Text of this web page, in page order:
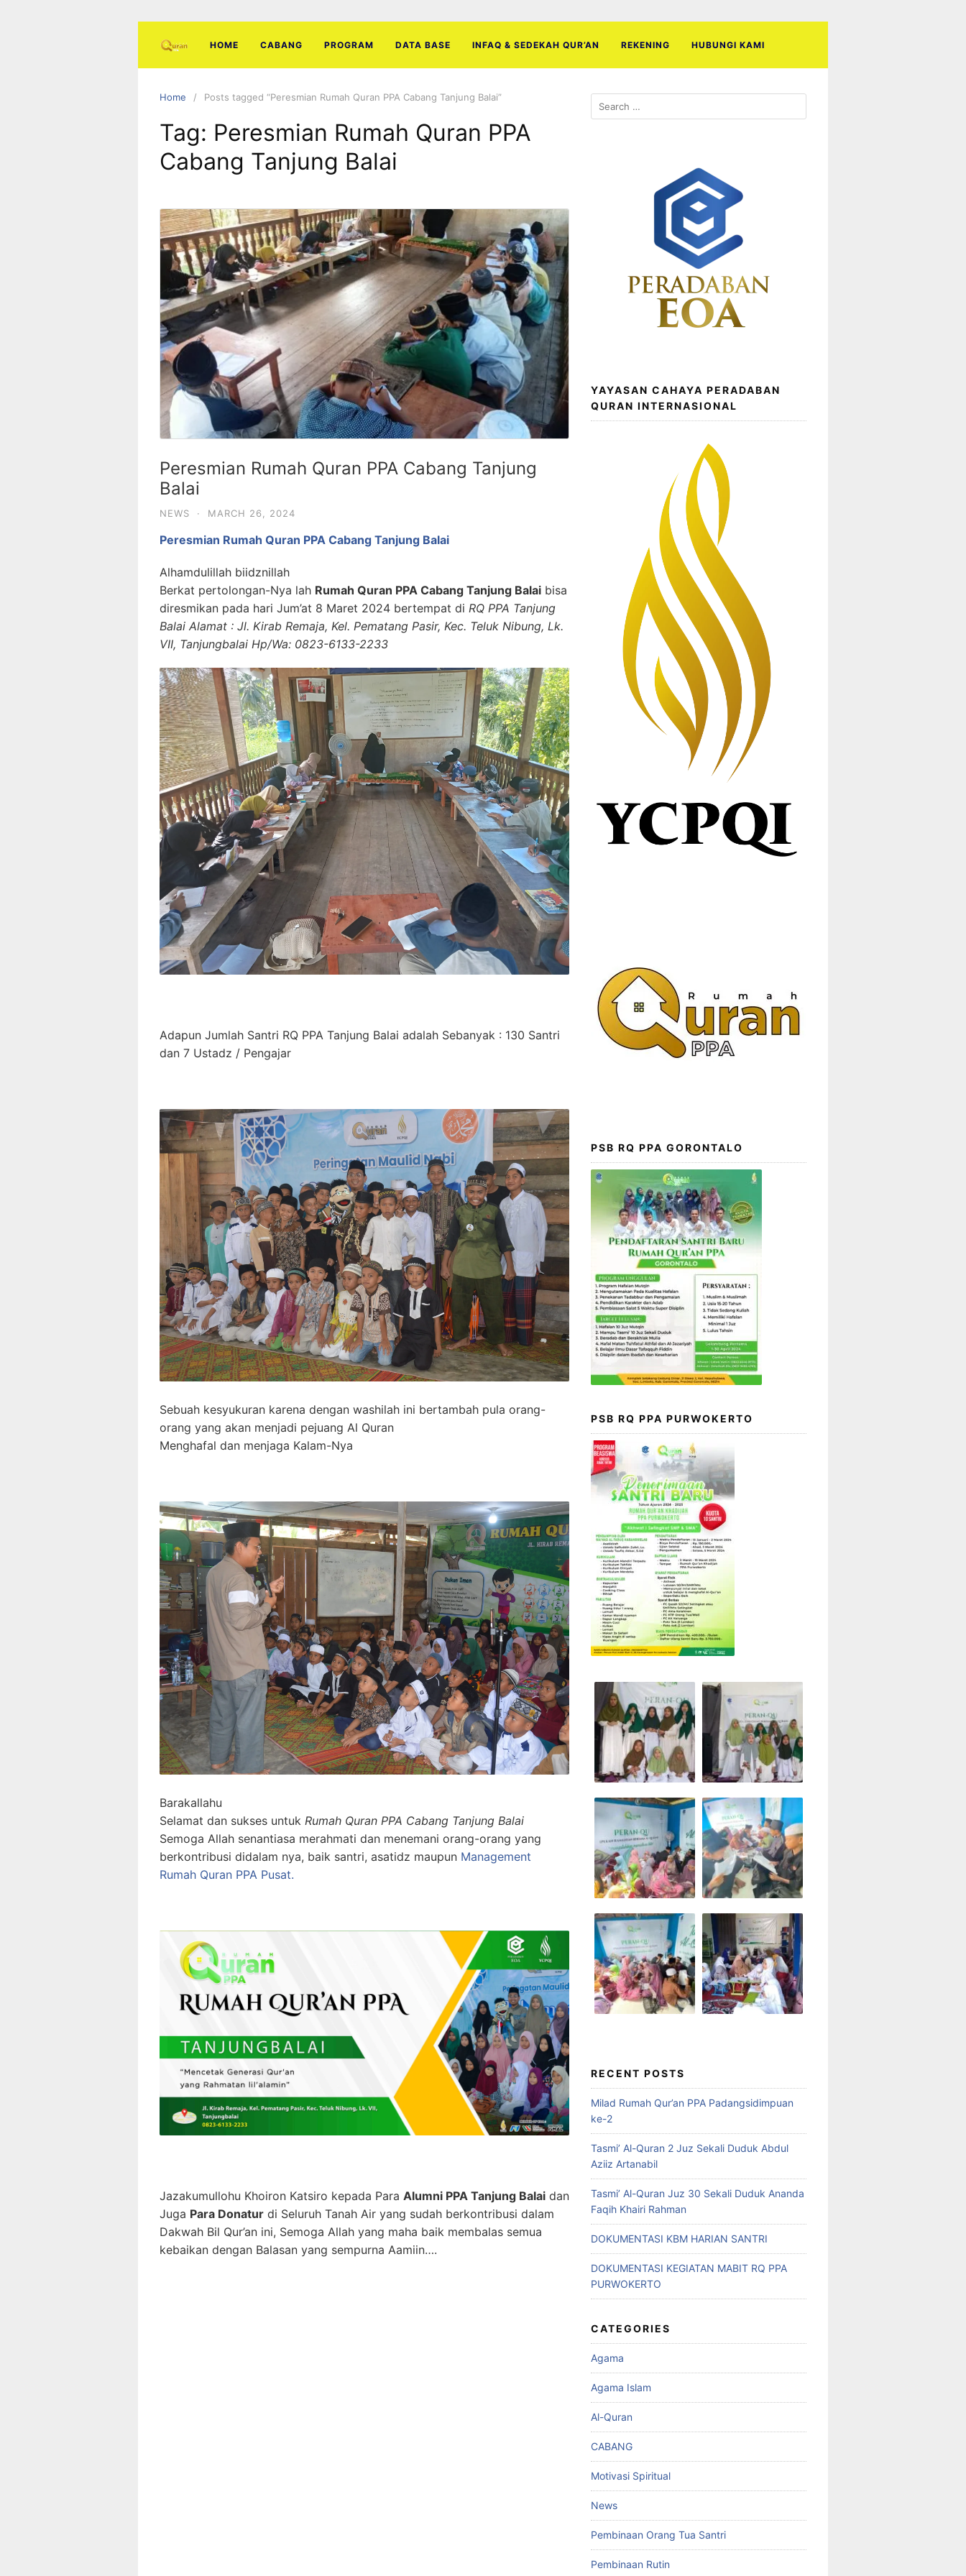
HOME CABANG PROGRAM DATA BASE INFAQ & SEDEKAH QUR’AN REKENING HUBUNGI KAMI
Home Posts tagged “Peresmian Rumah Quran PPA Cabang Tanjung Balai”
Tag: Peresmian Rumah Quran PPA
Cabang Tanjung Balai
Peresmian Rumah Quran PPA Cabang Tanjung
Balai
NEWS · MARCH 26, 2024
Peresmian Rumah Quran PPA Cabang Tanjung Balai
Alhamdulillah biidznillah
Berkat pertolongan-Nya lah Rumah Quran PPA Cabang Tanjung Balai bisa
diresmikan pada hari Jum’at 8 Maret 2024 bertempat di RQ PPA Tanjung
Balai Alamat : Jl. Kirab Remaja, Kel. Pematang Pasir, Kec. Teluk Nibung, Lk.
VII, Tanjungbalai Hp/Wa: 0823-6133-2233
Adapun Jumlah Santri RQ PPA Tanjung Balai adalah Sebanyak : 130 Santri
dan 7 Ustadz / Pengajar
Sebuah kesyukuran karena dengan washilah ini bertambah pula orang-
orang yang akan menjadi pejuang Al Quran
Menghafal dan menjaga Kalam-Nya
Barakallahu
Selamat dan sukses untuk Rumah Quran PPA Cabang Tanjung Balai
Semoga Allah senantiasa merahmati dan menemani orang-orang yang
berkontribusi didalam nya, baik santri, asatidz maupun Management
Rumah Quran PPA Pusat.
Jazakumullohu Khoiron Katsiro kepada Para Alumni PPA Tanjung Balai dan
Juga Para Donatur di Seluruh Tanah Air yang sudah berkontribusi dalam
Dakwah Bil Qur’an ini, Semoga Allah yang maha baik membalas semua
kebaikan dengan Balasan yang sempurna Aamiin….
Search
for:
YAYASAN CAHAYA PERADABAN
QURAN INTERNASIONAL
PSB RQ PPA GORONTALO
PSB RQ PPA PURWOKERTO
RECENT POSTS
Milad Rumah Qur’an PPA Padangsidimpuan
ke-2
Tasmi’ Al-Quran 2 Juz Sekali Duduk Abdul
Aziiz Artanabil
Tasmi’ Al-Quran Juz 30 Sekali Duduk Ananda
Faqih Khairi Rahman
DOKUMENTASI KBM HARIAN SANTRI
DOKUMENTASI KEGIATAN MABIT RQ PPA
PURWOKERTO
CATEGORIES
Agama
Agama Islam
Al-Quran
CABANG
Motivasi Spiritual
News
Pembinaan Orang Tua Santri
Pembinaan Rutin